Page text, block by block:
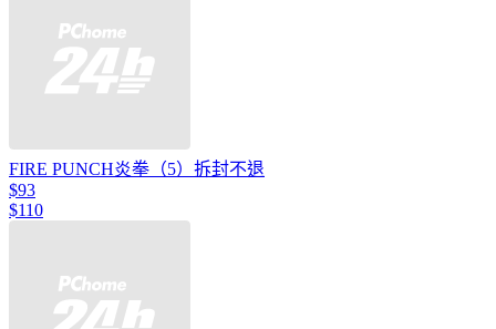
FIRE PUNCH炎拳（5）拆封不退
$93
$110